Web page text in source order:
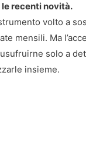
recenti novità.
volto a
mensili. Ma
solo a
insieme.